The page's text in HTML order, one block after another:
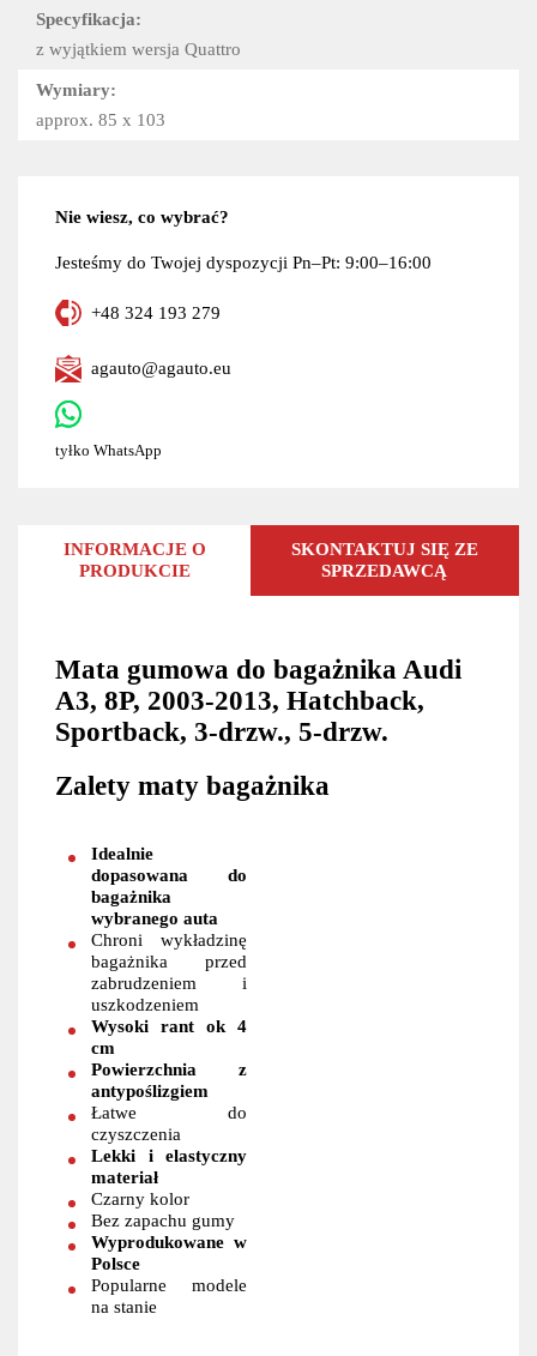
Specyfikacja:
z wyjątkiem wersja Quattro
Wymiary:
approx. 85 x 103
Nie wiesz, co wybrać?
Jesteśmy do Twojej dyspozycji Pn–Pt: 9:00–16:00
+48 324 193 279
agauto@agauto.eu
tyłko WhatsApp
INFORMACJE O
PRODUKCIE
SKONTAKTUJ SIĘ ZE
SPRZEDAWCĄ
Mata gumowa do bagażnika Audi
A3, 8P, 2003-2013, Hatchback,
Sportback, 3-drzw., 5-drzw.
Zalety maty bagażnika
Idealnie
dopasowana do
bagażnika
wybranego auta
Chroni wykładzinę
bagażnika przed
zabrudzeniem i
uszkodzeniem
Wysoki rant ok 4
cm
Powierzchnia z
antypoślizgiem
Łatwe do
czyszczenia
Lekki i elastyczny
materiał
Czarny kolor
Bez zapachu gumy
Wyprodukowane w
Polsce
Popularne modele
na stanie